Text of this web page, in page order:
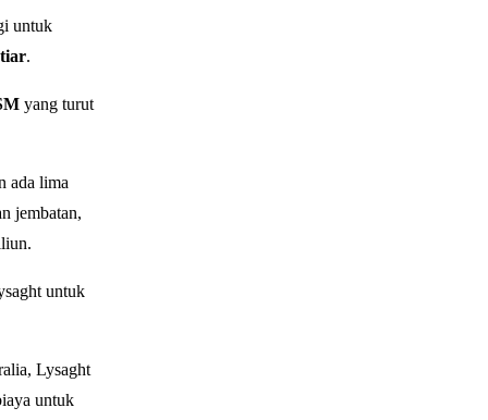
untuk
.
yang turut
ada lima
jembatan,
untuk
Lysaght
untuk